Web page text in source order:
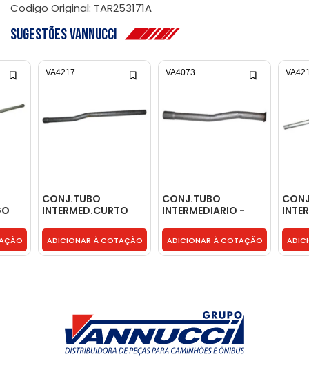
Codigo Original: TAR253171A
Sugestões Vannucci
CONJ.TUBO
INTERMED.CURTO
ADICIONAR À COTAÇÃO
VA4217
CONJ.TUBO
INTERMEDIARIO -
ADICIONAR À COTAÇÃO
VA4073